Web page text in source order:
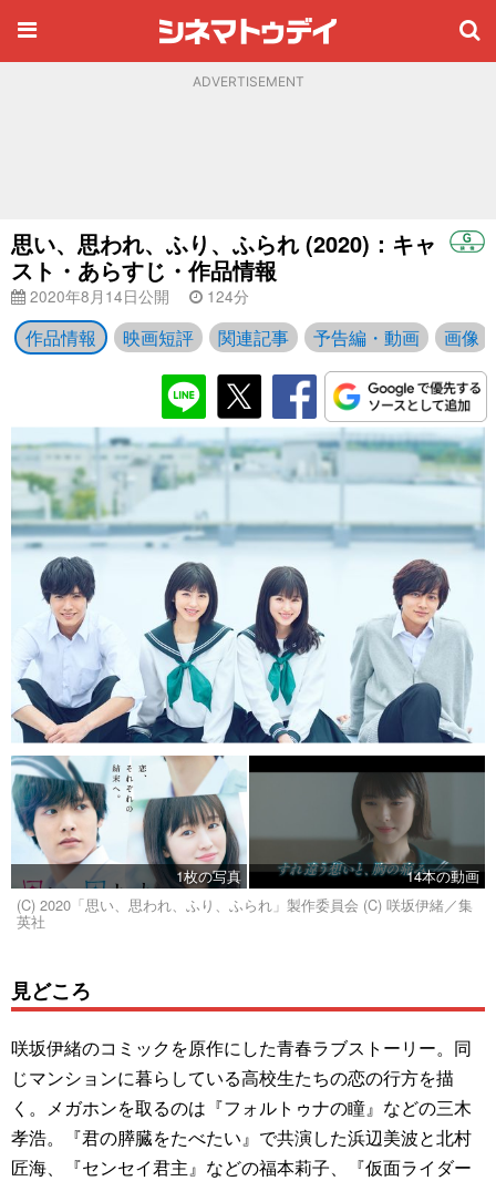
ADVERTISEMENT
思い、思われ、ふり、ふられ (2020)：キャ
スト・あらすじ・作品情報
2020年8月14日公開 124分
作品情報 映画短評 関連記事 予告編・動画 画像
1枚の写真
14本の動画
(C) 2020「思い、思われ、ふり、ふられ」製作委員会 (C) 咲坂伊緒／集
英社
見どころ
咲坂伊緒のコミックを原作にした青春ラブストーリー。同
じマンションに暮らしている高校生たちの恋の行方を描
く。メガホンを取るのは『フォルトゥナの瞳』などの三木
孝浩。『君の膵臓をたべたい』で共演した浜辺美波と北村
匠海、『センセイ君主』などの福本莉子、『仮面ライダー